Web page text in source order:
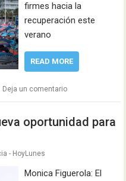
firmes hacia la
recuperación este
verano
READ MORE
Deja un comentario
oportunidad para
- HoyLunes
Monica Figuerola: El